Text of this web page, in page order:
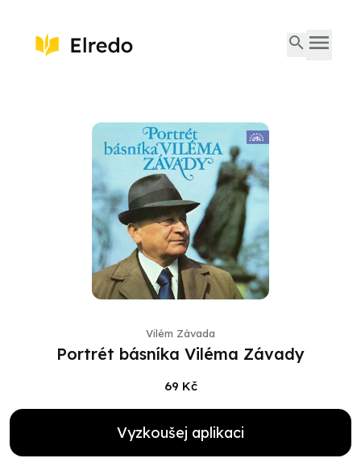
Vilém Závada
Portrét básníka Viléma Závady
69 Kč
Vyzkoušej aplikaci